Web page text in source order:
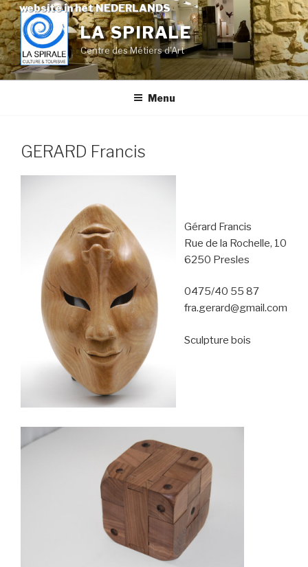
website in het NEDERLANDS
Skip
to
content
LA SPIRALE
Centre des Métiers d'Art
Menu
GERARD Francis
Gérard Francis
Rue de la Rochelle, 10
6250 Presles
0475/40 55 87
fra.gerard@gmail.com
Sculpture bois